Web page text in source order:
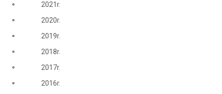
2021r.
2020r.
2019r.
2018r.
2017r.
2016r.